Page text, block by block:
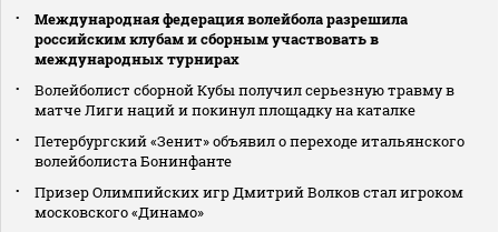
Международная федерация волейбола разрешила
российским клубам и сборным участвовать в
международных турнирах
Волейболист сборной Кубы получил серьезную травму в
матче Лиги наций и покинул площадку на каталке
Петербургский «Зенит» объявил о переходе итальянского
волейболиста Бонинфанте
Призер Олимпийских игр Дмитрий Волков стал игроком
московского «Динамо»